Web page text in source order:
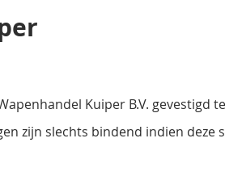
Kuiper B.V. gevestigd
zijn slechts bindend indien deze